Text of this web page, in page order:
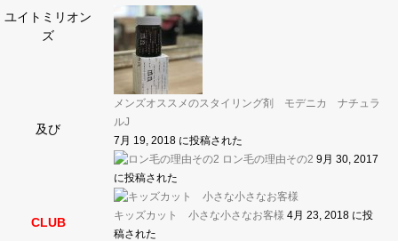
ユイトミリオン
ズ
及び
CLUB
メンズオススメのスタイリング剤 モデニカ ナチュラ
ルJ
7月 19, 2018 に投稿された
ロン毛の理由その2 9月 30, 2017
に投稿された
キッズカット 小さな小さなお客様 4月 23, 2018 に投
稿された